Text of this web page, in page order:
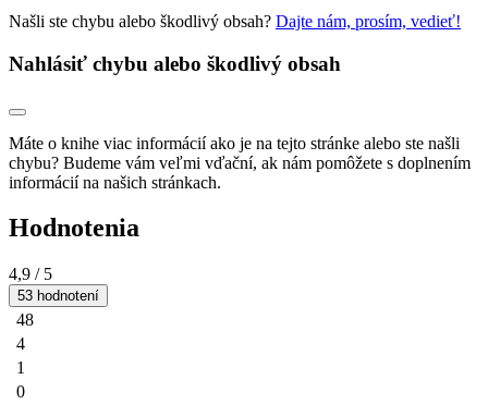
Našli ste chybu alebo škodlivý obsah? Dajte nám, prosím, vedieť!
Nahlásiť chybu alebo škodlivý obsah
Máte o knihe viac informácií ako je na tejto stránke alebo ste našli
chybu? Budeme vám veľmi vďační, ak nám pomôžete s doplnením
informácií na našich stránkach.
Hodnotenia
4,9 / 5
53 hodnotení
48
4
1
0